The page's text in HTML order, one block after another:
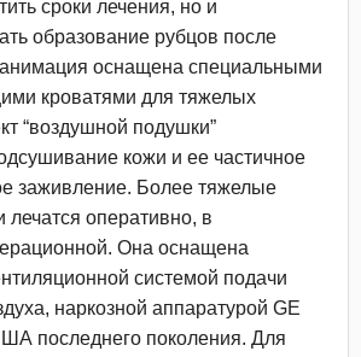
сроки лечения, но и
образование рубцов после
оснащена специальными
кроватями для тяжелых
“воздушной подушки”
кожи и ее частичное
заживление. Более тяжелые
оперативно, в
Она оснащена
системой подачи
наркозной аппаратурой GE
последнего поколения. Для